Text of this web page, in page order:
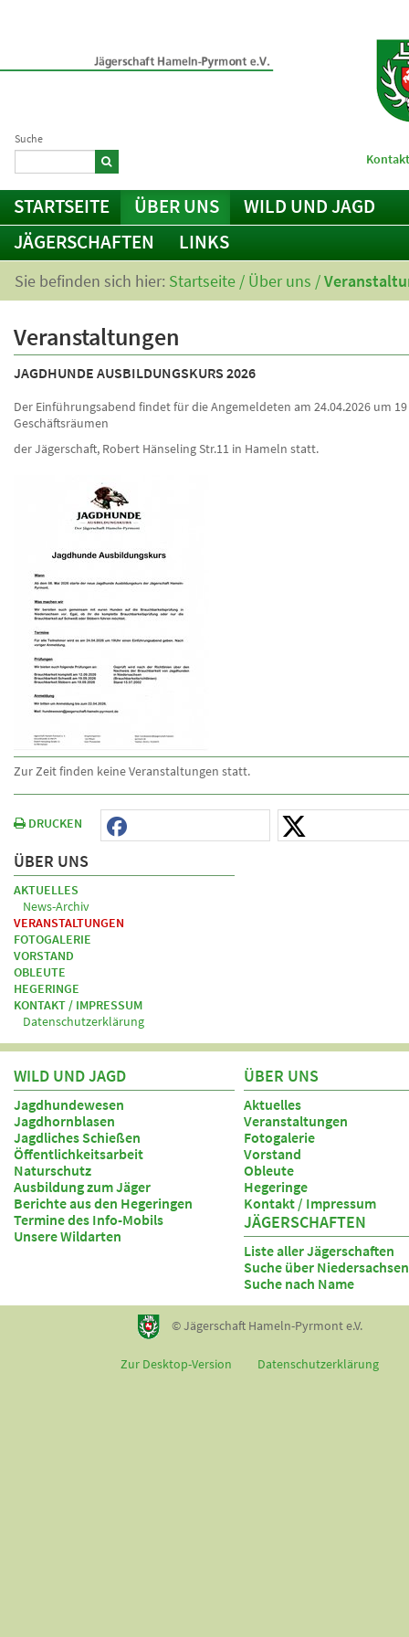
Suche
STARTSEITE ÜBER UNS
WILD UND JAGD
JÄGERSCHAFTEN
LINKS
Sie befinden sich hier: Startseite / Über uns /
Veranstaltungen
JAGDHUNDE AUSBILDUNGSKURS 2026
Der Einführungsabend findet für die Angemeldeten am 24.04.2026 um
Geschäftsräumen
der Jägerschaft, Robert Hänseling Str.11 in Hameln statt.
Zur Zeit finden keine Veranstaltungen statt.
DRUCKEN
ÜBER UNS
AKTUELLES
News-Archiv
VERANSTALTUNGEN
FOTOGALERIE
VORSTAND
OBLEUTE
HEGERINGE
KONTAKT / IMPRESSUM
Datenschutzerklärung
WILD UND JAGD
Jagdhundewesen
Jagdhornblasen
Jagdliches Schießen
Öffentlichkeitsarbeit
Naturschutz
Ausbildung zum Jäger
Berichte aus den Hegeringen
Termine des Info-Mobils
Unsere Wildarten
ÜBER UNS
Aktuelles
Veranstaltungen
Fotogalerie
Vorstand
Obleute
Hegeringe
Kontakt / Impressum
JÄGERSCHAFTEN
Liste aller Jägerschaften
Suche über
Suche nach Name
© Jägerschaft Hameln-Pyrmont e.V.
Zur Desktop-Version Datenschutzerklärung